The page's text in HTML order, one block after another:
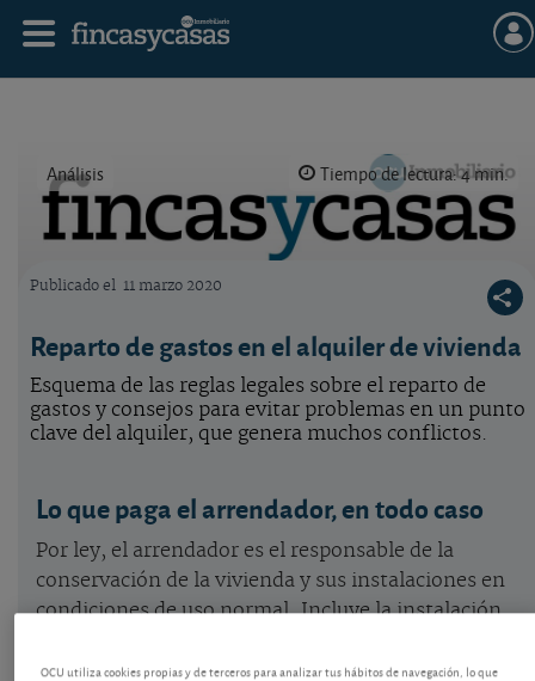
Análisis Tiempo de lectura: 4 min.
Publicado el 11 marzo 2020
Reparto de gastos en el alquiler de vivienda
Esquema de las reglas legales sobre el reparto de
gastos y consejos para evitar problemas en un punto
clave del alquiler, que genera muchos conflictos.
Lo que paga el arrendador, en todo caso
Por ley, el arrendador es el responsable de la
conservación de la vivienda y sus instalaciones en
condiciones de uso normal. Incluye la instalación
OCU utiliza cookies propias y de terceros para analizar tus hábitos de navegación, lo que